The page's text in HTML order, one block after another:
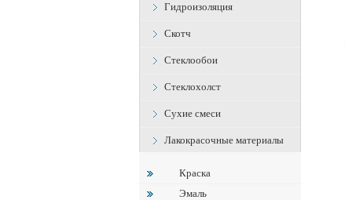
Гидроизоляция
Скотч
Стеклообои
Стеклохолст
Сухие смеси
Лакокрасочные материалы
Краска
Эмаль